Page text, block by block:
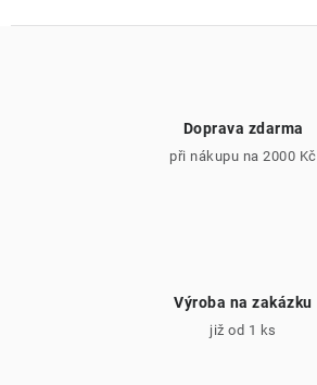
Doprava zdarma
při nákupu na 2000 Kč
Výroba na zakázku
již od 1 ks